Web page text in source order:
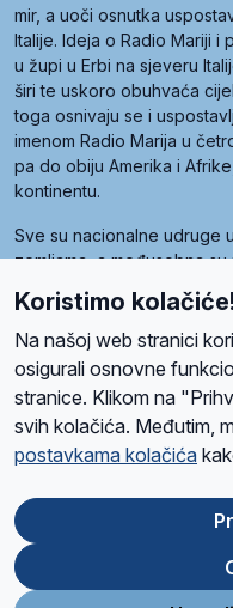
mir, a uoči osnutka
Italije. Ideja o Radio Mariji i
u župi u Erbi na sjeveru
širi te uskoro obuhvaća
toga osnivaju se i
imenom Radio Marija u
pa do obiju Amerika i
kontinentu.
Sve su nacionalne udruge
zemljama, a međusobna
Radio Maria). Svjetsku
kojima je i hrvatska Udruga
O namaRadio Program
Ova stranica je
Store
Koristimo kolačiće!
Na našoj web stranici
osigurali osnovne
stranice. Klikom na
svih kolačića. Međutim,
postavkama kolačića